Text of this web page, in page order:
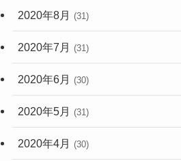
2020年8月 (31)
2020年7月 (31)
2020年6月 (30)
2020年5月 (31)
2020年4月 (30)